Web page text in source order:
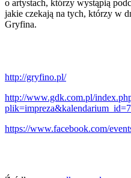
o artystach, którzy wystąpią
jakie czekają na tych, którzy w
Gryfina.
http://gryfino.pl/
http://www.gdk.com.pl/
https://www.facebook.com/